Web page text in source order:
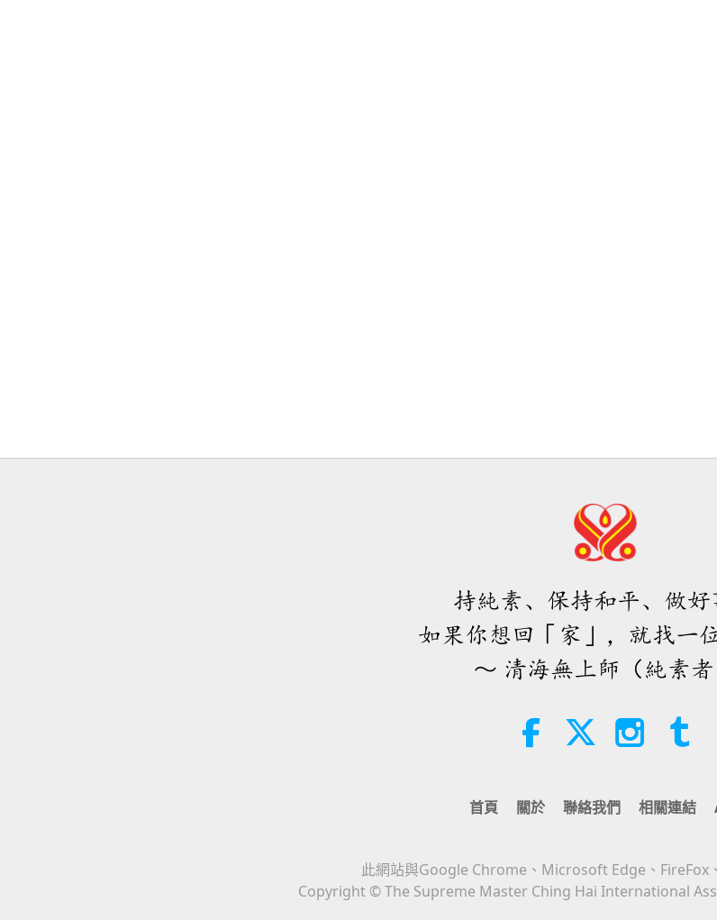
持純素、保持和平、做好
如果你想回「家」，就找一
～ 清海無上師（純素者
首頁 關於 聯絡我們 相關連結
此網站與Google Chrome、Microsoft Edge、FireFox
Copyright © The Supreme Master Ching Hai International